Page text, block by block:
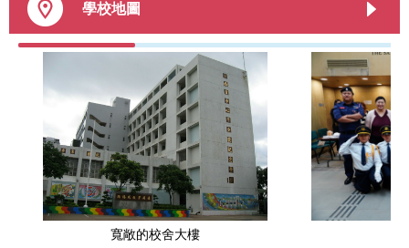
學校地圖
寬敞的校舍大樓